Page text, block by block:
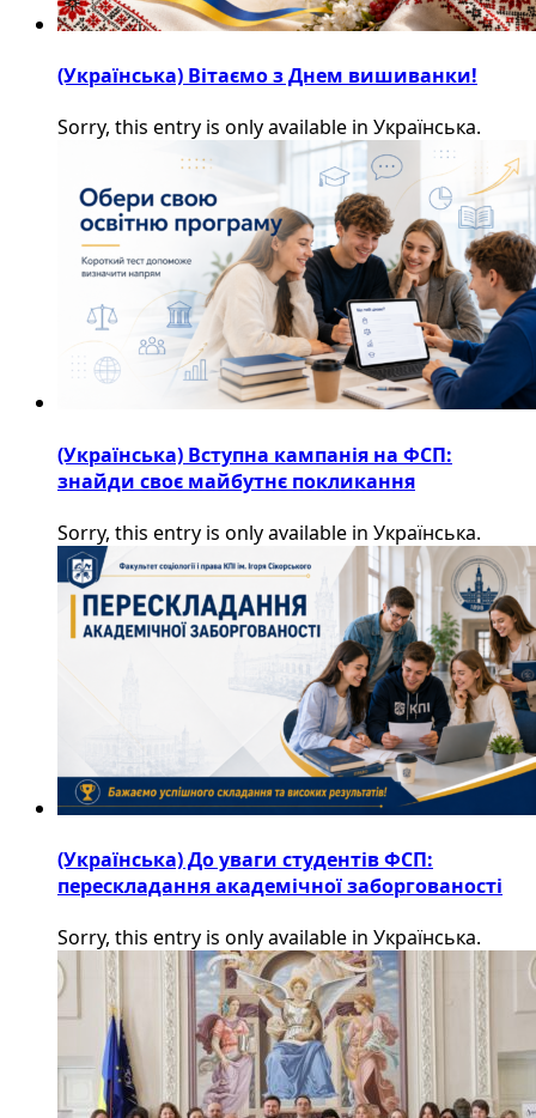
(Українська) Вітаємо з Днем вишиванки!
Sorry, this entry is only available in Українська.
(Українська) Вступна кампанія на ФСП:
знайди своє майбутнє покликання
Sorry, this entry is only available in Українська.
(Українська) До уваги студентів ФСП:
перескладання академічної заборгованості
Sorry, this entry is only available in Українська.